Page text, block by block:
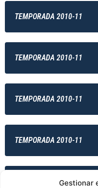
Gestionar
TEMPORADA 2010-11
TEMPORADA 2010-11
TEMPORADA 2010-11
TEMPORADA 2010-11
TEMPORADA 2011-12